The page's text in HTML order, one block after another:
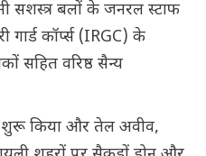
सशस्त्र बलों के जनरल स्टाफ
गार्ड कॉर्प्स (IRGC) के
सहित वरिष्ठ सैन्य
किया और तेल अवीव,